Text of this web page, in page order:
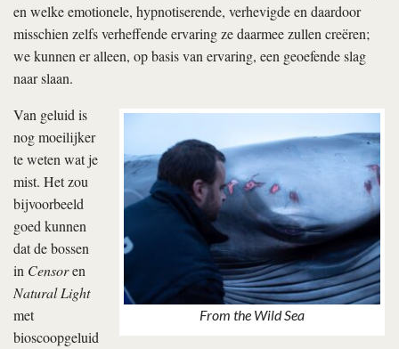
en welke emotionele, hypnotiserende, verhevigde en daardoor
misschien zelfs verheffende ervaring ze daarmee zullen creëren;
we kunnen er alleen, op basis van ervaring, een geoefende slag
naar slaan.
From the Wild Sea
Van geluid is
nog moeilijker
te weten wat je
mist. Het zou
bijvoorbeeld
goed kunnen
dat de bossen
in Censoren
Natural Light
met
bioscoopgeluid